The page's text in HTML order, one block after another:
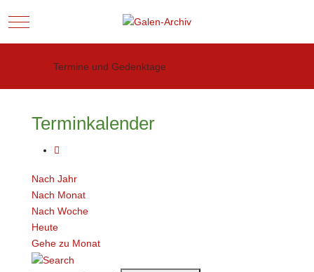
Mobile Menu Toggle
Termine und Gedenktage
Terminkalender
Nach Jahr
Nach Monat
Nach Woche
Heute
Gehe zu Monat